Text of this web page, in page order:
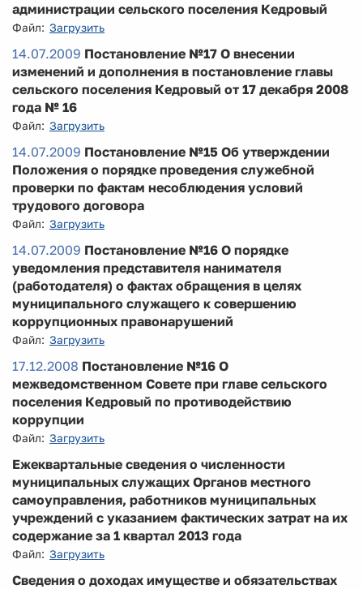
администрации сельского поселения Кедровый
Файл: Загрузить
14.07.2009 Постановление №17 О внесении
изменений и дополнения в постановление главы
сельского поселения Кедровый от 17 декабря 2008
года № 16
Файл: Загрузить
14.07.2009 Постановление №15 Об утверждении
Положения о порядке проведения служебной
проверки по фактам несоблюдения условий
трудового договора
Файл: Загрузить
14.07.2009 Постановление №16 О порядке
уведомления представителя нанимателя
(работодателя) о фактах обращения в целях
муниципального служащего к совершению
коррупционных правонарушений
Файл: Загрузить
17.12.2008 Постановление №16 О
межведомственном Совете при главе сельского
поселения Кедровый по противодействию
коррупции
Файл: Загрузить
Ежеквартальные сведения о численности
муниципальных служащих Органов местного
самоуправления, работников муниципальных
учреждений с указанием фактических затрат на их
содержание за 1 квартал 2013 года
Файл: Загрузить
Сведения о доходах имуществе и обязательствах